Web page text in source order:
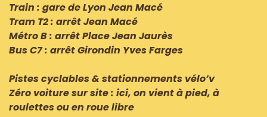
Train : gare de Lyon Jean Macé
Tram T2 : arrêt Jean Macé
Métro B : arrêt Place Jean Jaurès
Bus C7 : arrêt Girondin Yves Farges
Pistes cyclables & stationnements vélo’v
Zéro voiture sur site : ici, on vient à pied, à
roulettes ou en roue libre